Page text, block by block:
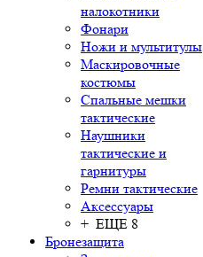
налокотники
Фонари
Ножи и мультитулы
Маскировочные
костюмы
Спальные мешки
тактические
Наушники
тактические и
гарнитуры
Ремни тактические
Аксессуары
+ ЕЩЕ 8
Бронезащита